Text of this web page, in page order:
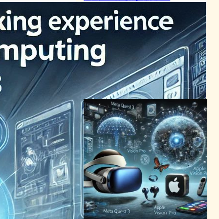
VR/ARニュース
2024年2月19日10:23
Quest 3アップデートで進化
するVR体験: ミックスドリア
リティと新機能の全貌
VR/ARニュース
2024年5月1日12:11